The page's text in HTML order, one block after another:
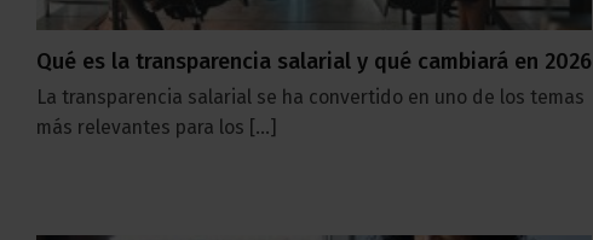
Qué es la transparencia salarial y qué cambiará en 2026
La transparencia salarial se ha convertido en uno de los temas
más relevantes para los [...]